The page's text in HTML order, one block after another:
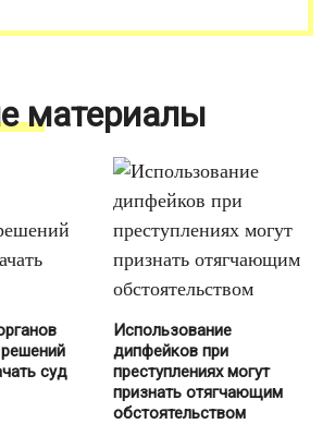
материалы
суд
Использование
дипфейков при
преступлениях могут
признать отягчающим
обстоятельством